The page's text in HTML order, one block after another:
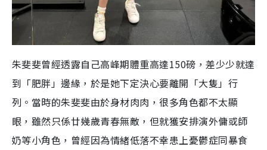
朱斐斐曾經透露自己高峰期體重高達150磅，差少少就達
到「肥胖」邊緣，於是她下定決心要離開「大隻」行
列。當時的朱斐斐由於身材肉肉，很多角色都不太顯
眼，雖然只係廿幾歲青春無敵，但就獲安排演外傭或師
奶等小角色，曾經因為情緒低落不幸患上憂鬱症同暴食